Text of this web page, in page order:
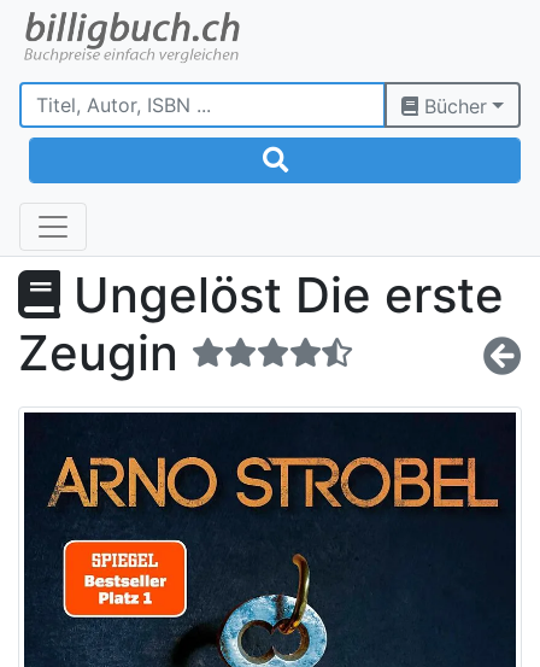
Bücher
Ungelöst Die erste
Zeugin